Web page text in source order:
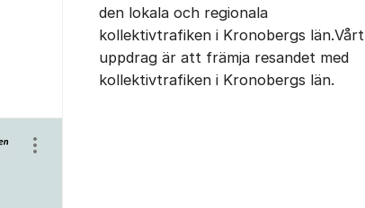
Visa/dölj inställningar för inlägg/kommentar
den lokala och regionala
kollektivtrafiken i Kronobergs län.Vårt
uppdrag är att främja resandet med
kollektivtrafiken i Kronobergs län.